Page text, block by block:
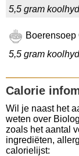
5,5 gram
5,5 gram
Calorie
Wil je naast het
weten over
zoals het aantal
ingrediëten,
calorielijst: